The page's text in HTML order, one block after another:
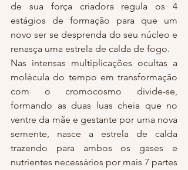
de sua força criadora regula os 4
estágios de formação para que um
novo ser se desprenda do seu núcleo e
renasça uma estrela de calda de fogo.
Nas intensas multiplicações ocultas a
molécula do tempo em transformação
com o cromocosmo divide-se,
formando as duas luas cheia que no
ventre da mãe e gestante por uma nova
semente, nasce a estrela de calda
trazendo para ambos os gases e
nutrientes necessários por mais 7 partes